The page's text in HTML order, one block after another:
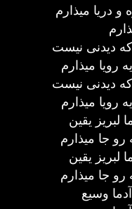
دریا میذارم
دیدنی نیست
رویا میذارم
دیدنی نیست
رویا میذارم
یقین
جا میذارم
یقین
جا میذارم
وسیع